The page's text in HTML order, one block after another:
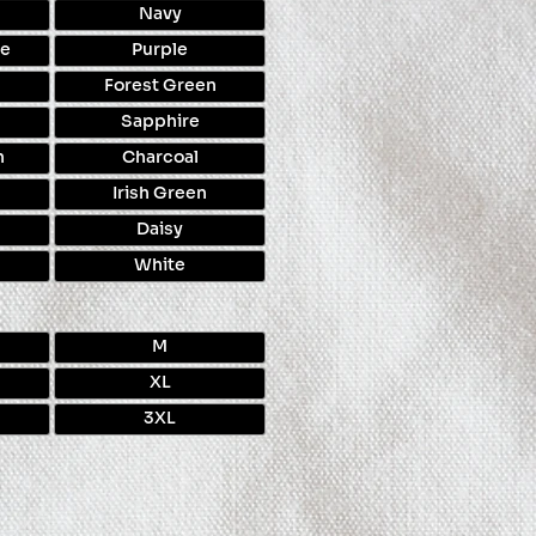
Navy
Purple
Forest Green
Sapphire
Charcoal
Irish Green
Daisy
White
M
XL
3XL